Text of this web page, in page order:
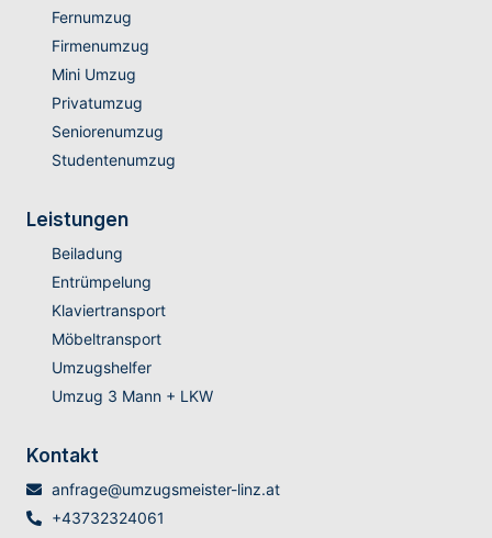
Fernumzug
Firmenumzug
Mini Umzug
Privatumzug
Seniorenumzug
Studentenumzug
Leistungen
Beiladung
Entrümpelung
Klaviertransport
Möbeltransport
Umzugshelfer
Umzug 3 Mann + LKW
Kontakt
anfrage@umzugsmeister-linz.at
+43732324061